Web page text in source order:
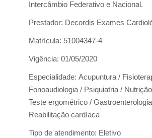
Intercâmbio Federativo e Nacional.
Prestador: Decordis Exames
Matrícula: 51004347-4
Vigência: 01/05/2020
Especialidade: Acupuntura /
Fonoaudiologia / Psiquiatria /
Teste ergométrico /
Reabilitação cardíaca
Tipo de atendimento: Eletivo